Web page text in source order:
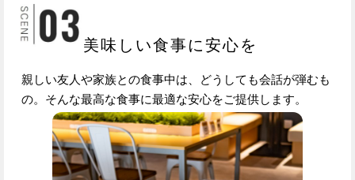
美味しい食事に安心を
親しい友人や家族との食事中は、どうしても会話が弾むも
の。そんな最高な食事に最適な安心をご提供します。